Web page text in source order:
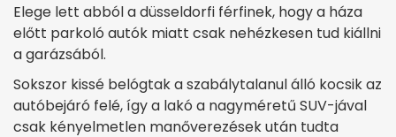
Elege lett abból a düsseldorfi férfinek, hogy a háza
előtt parkoló autók miatt csak nehézkesen tud kiállni
a garázsából.
Sokszor kissé belógtak a szabálytalanul álló kocsik az
autóbejáró felé, így a lakó a nagyméretű SUV-jával
csak kényelmetlen manőverezések után tudta